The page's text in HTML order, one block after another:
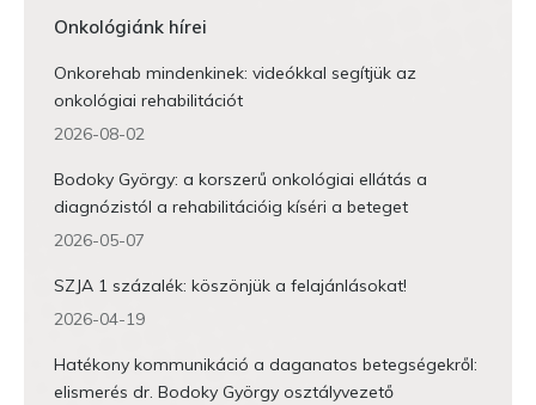
Onkológiánk hírei
Onkorehab mindenkinek: videókkal segítjük az
onkológiai rehabilitációt
2026-08-02
Bodoky György: a korszerű onkológiai ellátás a
diagnózistól a rehabilitációig kíséri a beteget
2026-05-07
SZJA 1 százalék: köszönjük a felajánlásokat!
2026-04-19
Hatékony kommunikáció a daganatos betegségekről:
elismerés dr. Bodoky György osztályvezető